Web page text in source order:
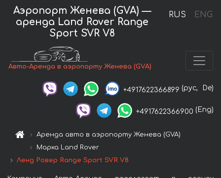
RUS ENG
Аэропорт Женева (GVA) —
аренда Land Rover Range
Sport SVR V8
Авто-Аренда в аэропорту Женева (GVA)
+4917622366899 (рус, De)
+4917622366900 (Eng)
Аренда авто в аэропорту Женева (GVA)
Марка Land Rover
Ленд Ровер Range Sport SVR V8